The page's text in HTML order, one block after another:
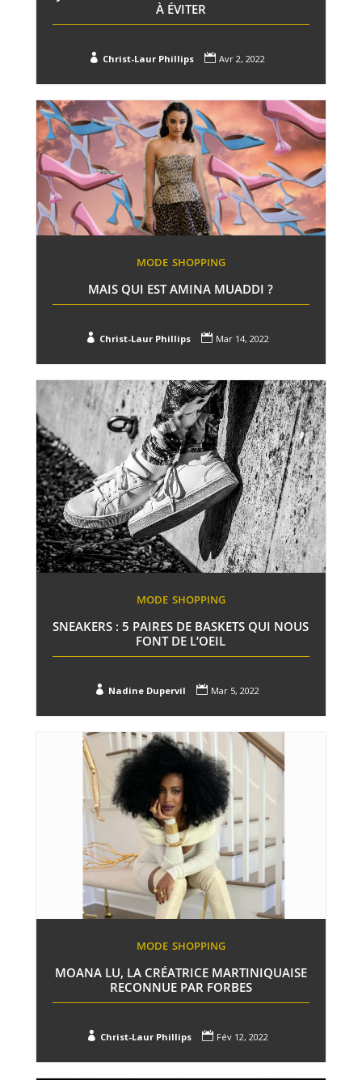
À ÉVITER
 Christ-Laur Phillips  Avr 2, 2022
MODE SHOPPING
MAIS QUI EST AMINA MUADDI ?
 Christ-Laur Phillips  Mar 14, 2022
MODE SHOPPING
SNEAKERS : 5 PAIRES DE BASKETS QUI NOUS
FONT DE L’OEIL
 Nadine Dupervil  Mar 5, 2022
MODE SHOPPING
MOANA LU, LA CRÉATRICE MARTINIQUAISE
RECONNUE PAR FORBES
 Christ-Laur Phillips  Fév 12, 2022